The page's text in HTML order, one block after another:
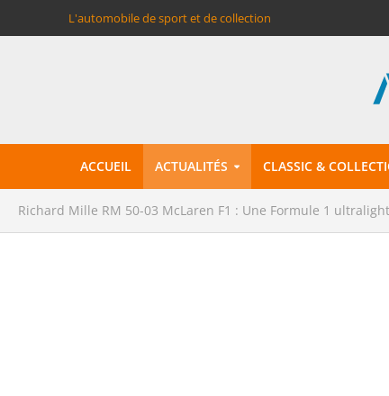
L'automobile de sport et de collection
ACCUEIL ACTUALITÉS CLASSIC &
Richard Mille RM 50-03 McLaren F1 : Une Formule 1